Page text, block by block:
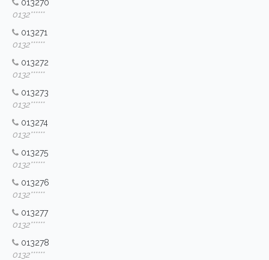
013270
0132******
013271
0132******
013272
0132******
013273
0132******
013274
0132******
013275
0132******
013276
0132******
013277
0132******
013278
0132******